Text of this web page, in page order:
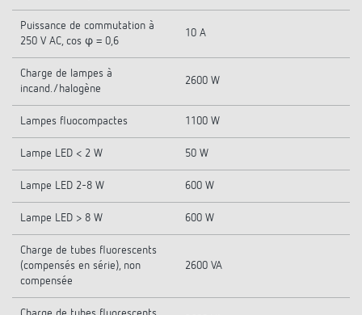
Puissance de commutation à
250 V AC, cos φ = 0,6
10 A
Charge de lampes à
incand./halogène
2600 W
Lampes fluocompactes 1100 W
Lampe LED < 2 W 50 W
Lampe LED 2-8 W 600 W
Lampe LED > 8 W 600 W
Charge de tubes fluorescents
(compensés en série), non
compensée
2600 VA